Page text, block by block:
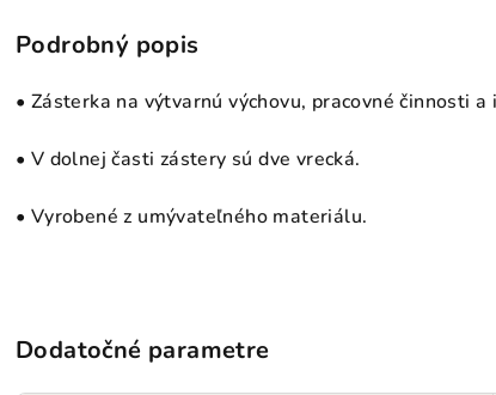
Podrobný popis
• Zásterka na výtvarnú výchovu, pracovné činnosti a
• V dolnej časti zástery sú dve vrecká.
• Vyrobené z umývateľného materiálu.
Dodatočné parametre